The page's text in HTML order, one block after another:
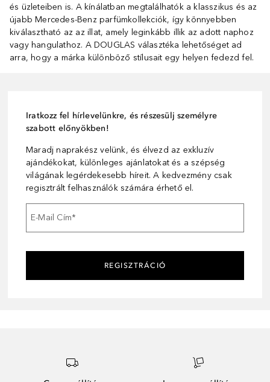
és üzleteiben is. A kínálatban megtalálhatók a klasszikus és az
újabb Mercedes-Benz parfümkollekciók, így könnyebben
kiválasztható az az illat, amely leginkább illik az adott naphoz
vagy hangulathoz. A DOUGLAS választéka lehetőséget ad
arra, hogy a márka különböző stílusait egy helyen fedezd fel.
Iratkozz fel hírlevelünkre, és részesülj személyre
szabott előnyökben!
Maradj naprakész velünk, és élvezd az exkluzív
ajándékokat, különleges ajánlatokat és a szépség
világának legérdekesebb híreit. A kedvezmény csak
regisztrált felhasználók számára érhető el.
E-Mail Cím*
REGISZTRÁCIÓ